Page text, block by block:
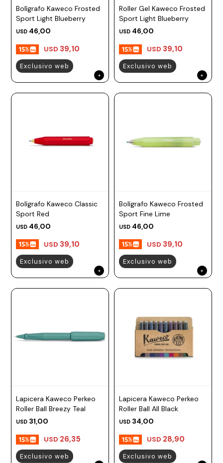
Bolígrafo Kaweco Frosted
Sport Light Blueberry
USD 46,00
USD 39,10
Exclusivo web
Roller Gel Kaweco Frosted
Sport Light Blueberry
USD 46,00
USD 39,10
Exclusivo web
Bolígrafo Kaweco Classic
Sport Red
USD 46,00
USD 39,10
Exclusivo web
Bolígrafo Kaweco Frosted
Sport Fine Lime
USD 46,00
USD 39,10
Exclusivo web
Lapicera Kaweco Perkeo
Roller Ball Breezy Teal
USD 31,00
USD 26,35
Exclusivo web
Lapicera Kaweco Perkeo
Roller Ball All Black
USD 34,00
USD 28,90
Exclusivo web
Prune
Mistral
Camelbak
Lamy
Kaweco